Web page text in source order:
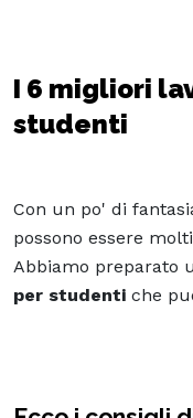
I 6 migliori
studenti
Con un po' di
possono essere
Abbiamo preparato
per studenti che